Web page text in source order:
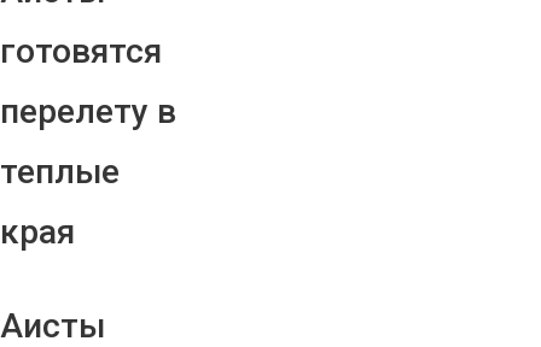
готовятся
перелету в
теплые
края
Аисты